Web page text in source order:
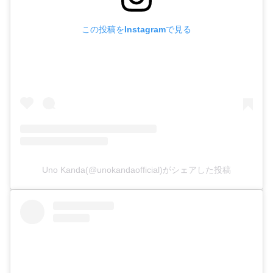
この投稿をInstagramで見る
Uno Kanda(@unokandaofficial)がシェアした投稿